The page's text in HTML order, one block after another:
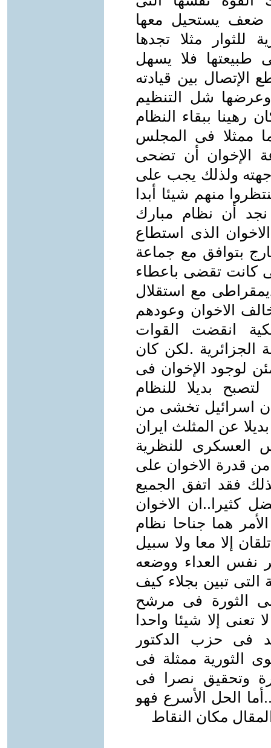
ضعف يستحيل معها
للثوار مثلا تجدها
طبيعتها فلا يسهل
بين قيادته
شل التنظيم
رهينا ببقاء النظام
ممثلا فى المجلس
الإخوان أن تضحى
ولذلك يجب على
منهم شيئا أبدا
أن نظام مبارك
الذى استطاع
بتوافق مع جماعة
كانت تقضى باعطاء
مع استقلال
الاخوان وعودهم
انقضت القوات
الجزائرية .لكن كان
لوجود الإخوان فى
بديلا للنظام
اسرائيل تخشى من
عن المثلث ايران
العسكرى للنظرية
قدرة الاخوان على
فقد اتفق الجميع
كثيرا..ان الاخوان
هما جناحا نظام
إلا معا ولا سبيل
نفس العداء ووضعه
تبين بجلاء كيف
الثورة فى مرشح
إلا شيئا واحدا
فى حزب الدكتور
الثورية ممثلة فى
وتحقيق نصرا فى
الحل الأسرع فهو
مكان النقاط